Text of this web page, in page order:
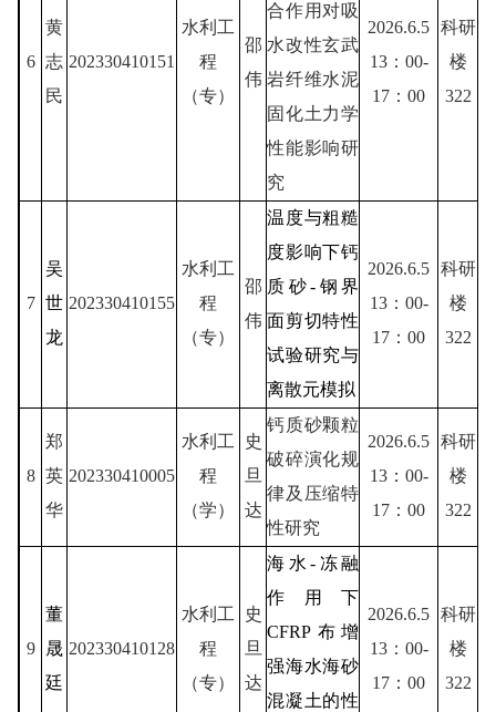
6
黄
志
民
202330410151
水利工
程
（专）
邵
伟
合作用对吸
水改性玄武
岩纤维水泥
固化土力学
性能影响研
究
2026.6.5
13：00-
17：00
科研
楼
322
7
吴
世
龙
202330410155
水利工
程
（专）
邵
伟
温度与粗糙
度影响下钙
质砂-钢界
面剪切特性
试验研究与
离散元模拟
2026.6.5
13：00-
17：00
科研
楼
322
8
郑
英
华
202330410005
水利工
程
（学）
史
旦
达
钙质砂颗粒
破碎演化规
律及压缩特
性研究
2026.6.5
13：00-
17：00
科研
楼
322
9
董
晟
廷
202330410128
水利工
程
（专）
史
旦
达
海水-冻融
作用下
CFRP布增
强海水海砂
混凝土的性
2026.6.5
13：00-
17：00
科研
楼
322